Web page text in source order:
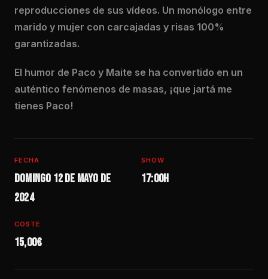
reproducciones de sus vídeos. Un monólogo entre
marido y mujer con carcajadas y risas 100%
garantizadas.
El humor de Paco y Maite se ha convertido en un
auténtico fenómenos de masas, ¡que jartá me
tienes Paco!
FECHA
Domingo 12 de mayo de
2024
SHOW
17:00h
COSTE
15,00€